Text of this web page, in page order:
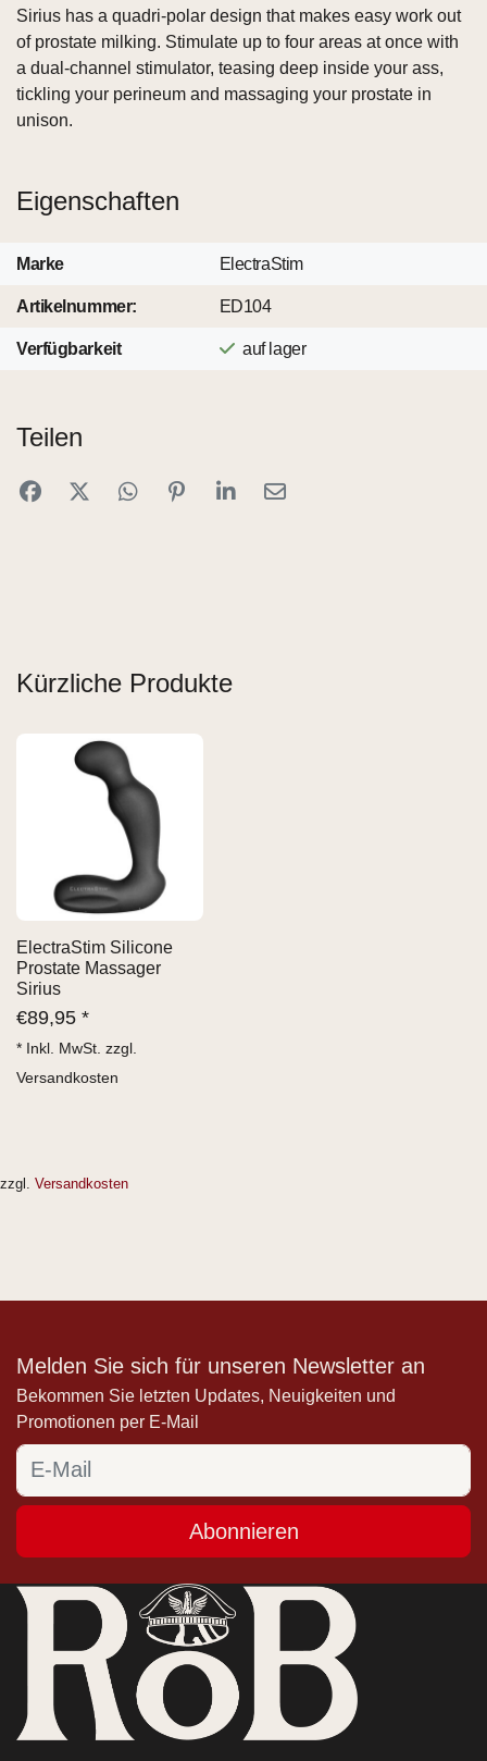
Sirius has a quadri-polar design that makes easy work out
of prostate milking. Stimulate up to four areas at once with
a dual-channel stimulator, teasing deep inside your ass,
tickling your perineum and massaging your prostate in
unison.
Eigenschaften
Marke ElectraStim
Artikelnummer: ED104
Verfügbarkeit auf lager
Teilen
Kürzliche Produkte
ElectraStim Silicone
Prostate Massager
Sirius
€89,95 *
* Inkl. MwSt. zzgl.
Versandkosten
zzgl. Versandkosten
Melden Sie sich für unseren Newsletter an
Bekommen Sie letzten Updates, Neuigkeiten und
Promotionen per E-Mail
Abonnieren